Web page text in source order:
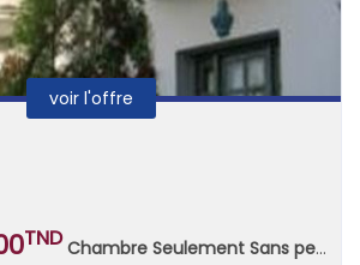
voir l'offre
TND Chambre Seulement Sans petit déjeuner